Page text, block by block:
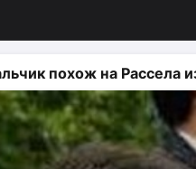
похож на Рассела